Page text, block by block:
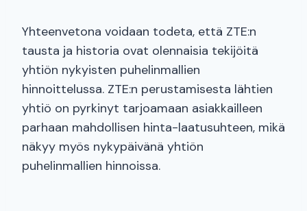
Yhteenvetona voidaan todeta, että ZTE:n
tausta ja historia ovat olennaisia tekijöitä
yhtiön nykyisten puhelinmallien
hinnoittelussa. ZTE:n perustamisesta lähtien
yhtiö on pyrkinyt tarjoamaan asiakkailleen
parhaan mahdollisen hinta-laatusuhteen, mikä
näkyy myös nykypäivänä yhtiön
puhelinmallien hinnoissa.